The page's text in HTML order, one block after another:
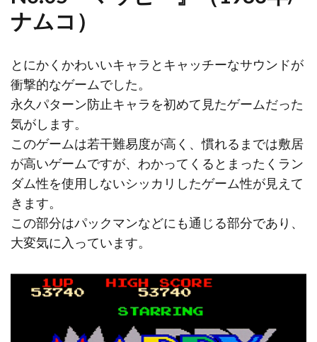
ナムコ）
とにかくかわいいキャラとキャッチーなサウンドが
衝撃的なゲームでした。
永久パターン防止キャラを初めて見たゲームだった
気がします。
このゲームは若干難易度が高く、慣れるまでは敷居
が高いゲームですが、わかってくるとまったくラン
ダム性を使用しないシッカリしたゲーム性が見えて
きます。
この部分はパックマンなどにも通じる部分であり、
大変気に入っています。